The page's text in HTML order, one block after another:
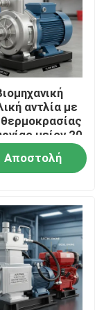
αντλία με
μείον 20
°C
για
Αποστολή